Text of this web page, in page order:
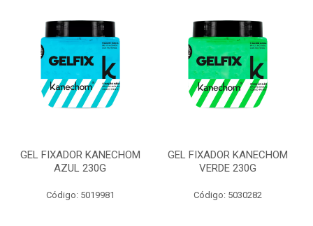
GEL FIXADOR KANECHOM
AZUL 230G
Código: 5019981
GEL FIXADOR KANECHOM
VERDE 230G
Código: 5030282